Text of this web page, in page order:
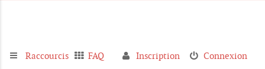
Raccourcis FAQ Connexion
Inscription